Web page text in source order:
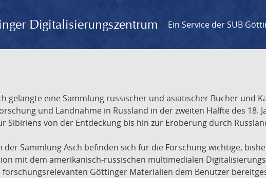
Digitalisierungszentrum Ein Service der SUB
gelangte eine Sammlung russischer und asiatischer Bücher und
und Landnahme in Russland in der zweiten Hälfte des
Sibiriens von der Entdeckung bis hin zur Eroberung durch
der Sammlung Asch befinden sich für die Forschung wichtige,
mit dem amerikanisch-russischen multimedialen
Göttinger Materialien dem Benutzer